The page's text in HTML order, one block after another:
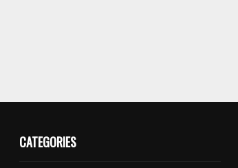
CATEGORIES